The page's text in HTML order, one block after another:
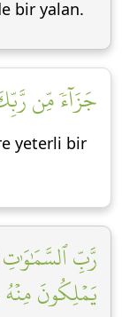
bir yalan.
جَزَآءٗ مِّن
yeterli bir
رَّبِّ ٱلسَّمَٰوَٰتِ
يَمۡلِكُونَ مِنۡهُ